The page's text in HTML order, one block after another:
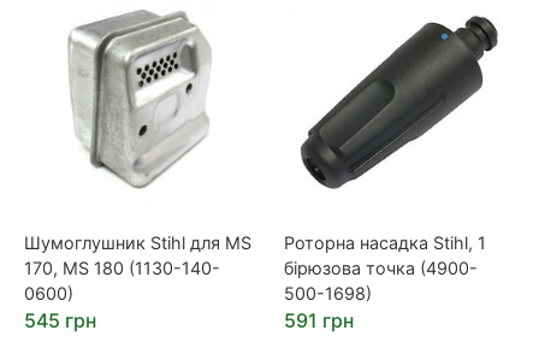
Шумоглушник Stihl для MS
170, MS 180 (1130-140-
0600)
545 грн
Роторна насадка Stihl, 1
бірюзова точка (4900-
500-1698)
591 грн